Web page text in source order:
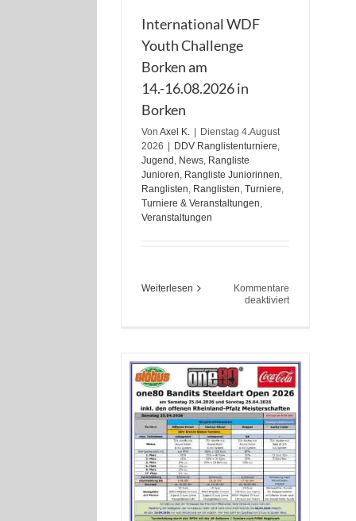
International WDF
Youth Challenge
Borken am
14.-16.08.2026 in
Borken
Von Axel K. | Dienstag 4.August
2026 | DDV Ranglistenturniere
Jugend News Rangliste
Junioren Rangliste Juniorinnen
Ranglisten Ranglisten Turniere
Turniere & Veranstaltungen
Veranstaltungen
Weiterlesen
Kommentare
deaktiviertfür
am
14.-16.08.2026
in
Borken